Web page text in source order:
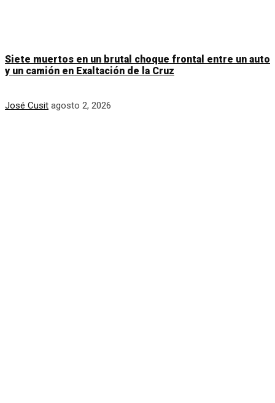
Siete muertos en un brutal choque frontal entre un auto
y un camión en Exaltación de la Cruz
José Cusit agosto 2, 2026